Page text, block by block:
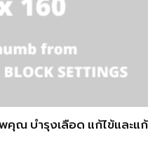
คุณ บำรุงเลือด แก้ไข้และแก้